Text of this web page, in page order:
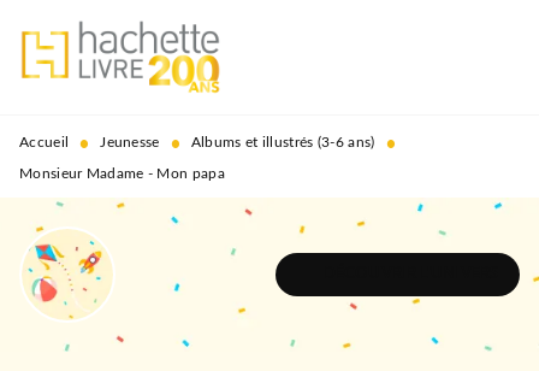
MENU RECHERCHE
PIED DE PAGE
Accueil • Jeunesse • Albums et illustrés (3-6 ans) •
Monsieur Madame - Mon papa